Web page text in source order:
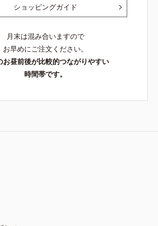
ショッピングガイド
月末は混み合いますので
お早めにご注文ください。
お昼前後が比較的つながりやすい
時間帯です。